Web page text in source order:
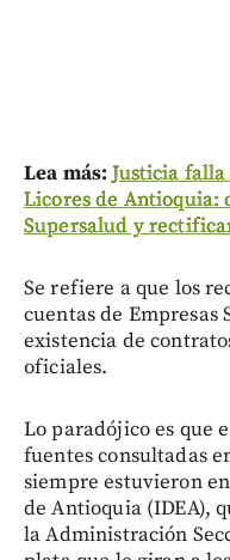
Lea más:Justicia
Licores de Antioquia:
Supersalud y
Se refiere a que los
cuentas de Empresas
existencia de
oficiales.
Lo paradójico es que
fuentes consultadas
siempre estuvieron
de Antioquia (IDEA),
la Administración